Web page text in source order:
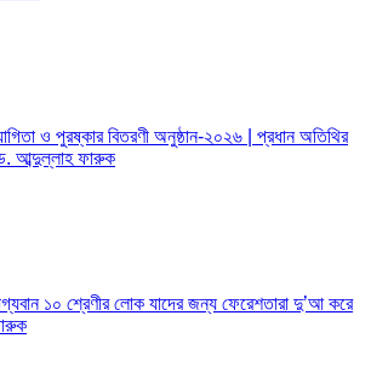
ও পুরষ্কার বিতরণী অনুষ্ঠান-২০২৬ | প্রধান অতিথির
আব্দুল্লাহ ফারুক
১০ শ্রেণীর লোক যাদের জন্য ফেরেশতারা দু’আ করে